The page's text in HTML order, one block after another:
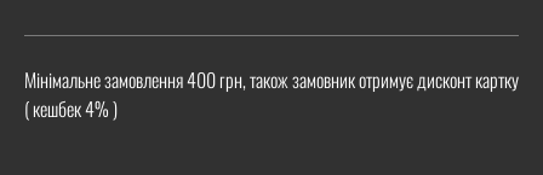
Мінімальне замовлення 400 грн, також замовник отримує дисконт картку
( кешбек 4% )